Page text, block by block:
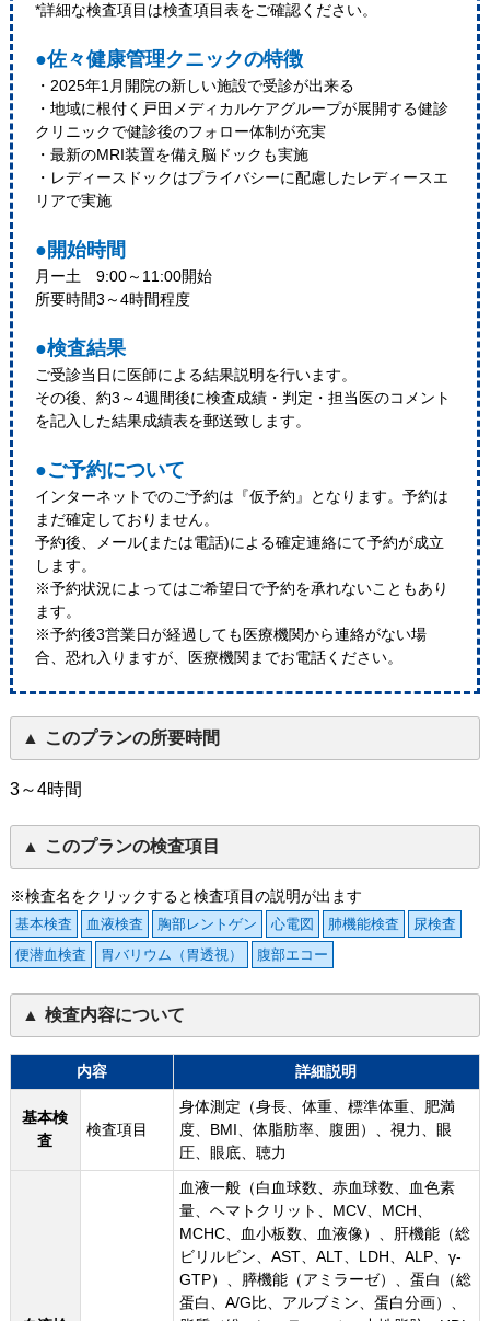
*詳細な検査項目は検査項目表をご確認ください。
●佐々健康管理クニックの特徴
・2025年1月開院の新しい施設で受診が出来る
・地域に根付く戸田メディカルケアグループが展開する健診
クリニックで健診後のフォロー体制が充実
・最新のMRI装置を備え脳ドックも実施
・レディースドックはプライバシーに配慮したレディースエ
リアで実施
●開始時間
月ー土 9:00～11:00開始
所要時間3～4時間程度
●検査結果
ご受診当日に医師による結果説明を行います。
その後、約3～4週間後に検査成績・判定・担当医のコメント
を記入した結果成績表を郵送致します。
●ご予約について
インターネットでのご予約は『仮予約』となります。予約は
まだ確定しておりません。
予約後、メール(または電話)による確定連絡にて予約が成立
します。
※予約状況によってはご希望日で予約を承れないこともあり
ます。
※予約後3営業日が経過しても医療機関から連絡がない場
合、恐れ入りますが、医療機関までお電話ください。
このプランの所要時間
3～4時間
このプランの検査項目
※検査名をクリックすると検査項目の説明が出ます
基本検査 血液検査 胸部レントゲン 心電図 肺機能検査
尿検査
便潜血検査
胃バリウム（胃透視） 腹部エコー
検査内容について
内容 詳細説明
基本検
査
検査項目
身体測定（身長、体重、標準体重、肥満
度、BMI、体脂肪率、腹囲）、視力、眼
圧、眼底、聴力
血液一般（白血球数、赤血球数、血色素
量、ヘマトクリット、MCV、MCH、
MCHC、血小板数、血液像）、肝機能（総
ビリルビン、AST、ALT、LDH、ALP、γ-
GTP）、膵機能（アミラーゼ）、蛋白（総
蛋白、A/G比、アルブミン、蛋白分画）、